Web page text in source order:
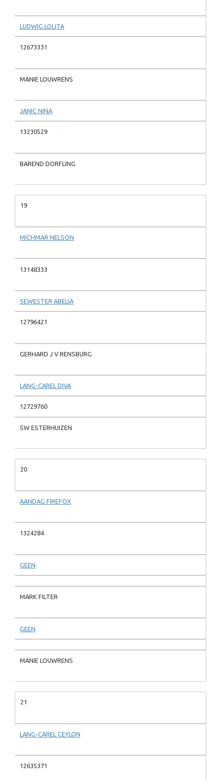
LUDWIG LOLITA
12673331
MANIE LOUWRENS
JANIC NINA
13230529
BAREND DORFLING
19
MICHMAR NELSON
13148333
SEWESTER ABELIA
12796421
GERHARD J V RENSBURG
LANG-CAREL DIVA
12729760
SW ESTERHUIZEN
20
AANDAG FIREFOX
1324284
GEEN
MARK FILTER
GEEN
MANIE LOUWRENS
21
LANG-CAREL CEYLON
12635371